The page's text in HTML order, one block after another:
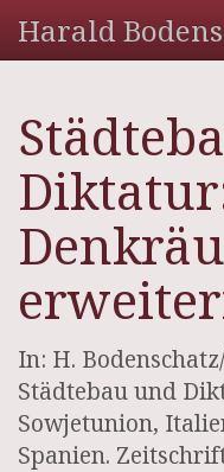
Harald
In: H.
Städtebau und
Sowjetunion,
Spanien.